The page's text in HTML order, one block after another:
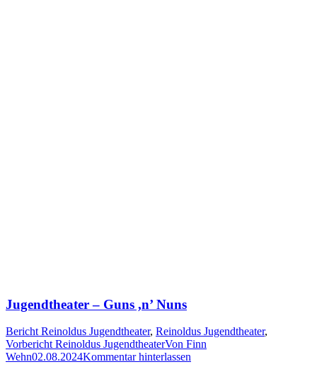
Jugendtheater – Guns ,n’ Nuns
Bericht Reinoldus Jugendtheater, Reinoldus Jugendtheater,
Vorbericht Reinoldus JugendtheaterVon Finn
Wehn02.08.2024Kommentar hinterlassen